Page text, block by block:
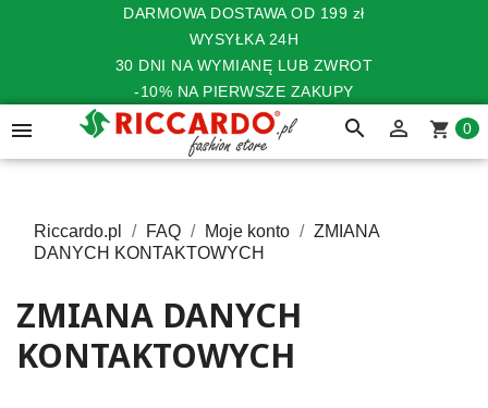
DARMOWA DOSTAWA OD 199 zł
WYSYŁKA 24H
30 DNI NA WYMIANĘ LUB ZWROT
-10% NA PIERWSZE ZAKUPY
 search  shopping_cart 0
Riccardo.pl FAQ Moje konto
ZMIANA
DANYCH KONTAKTOWYCH
ZMIANA DANYCH
KONTAKTOWYCH